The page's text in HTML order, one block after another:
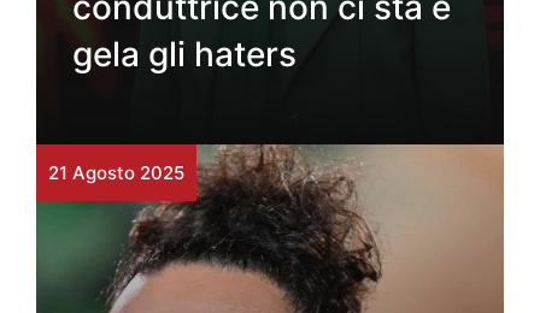
gela gli haters
21 Agosto 2025